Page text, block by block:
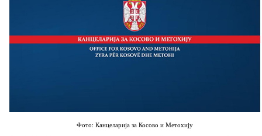
Фото: Канцеларија за Косово и Метохију